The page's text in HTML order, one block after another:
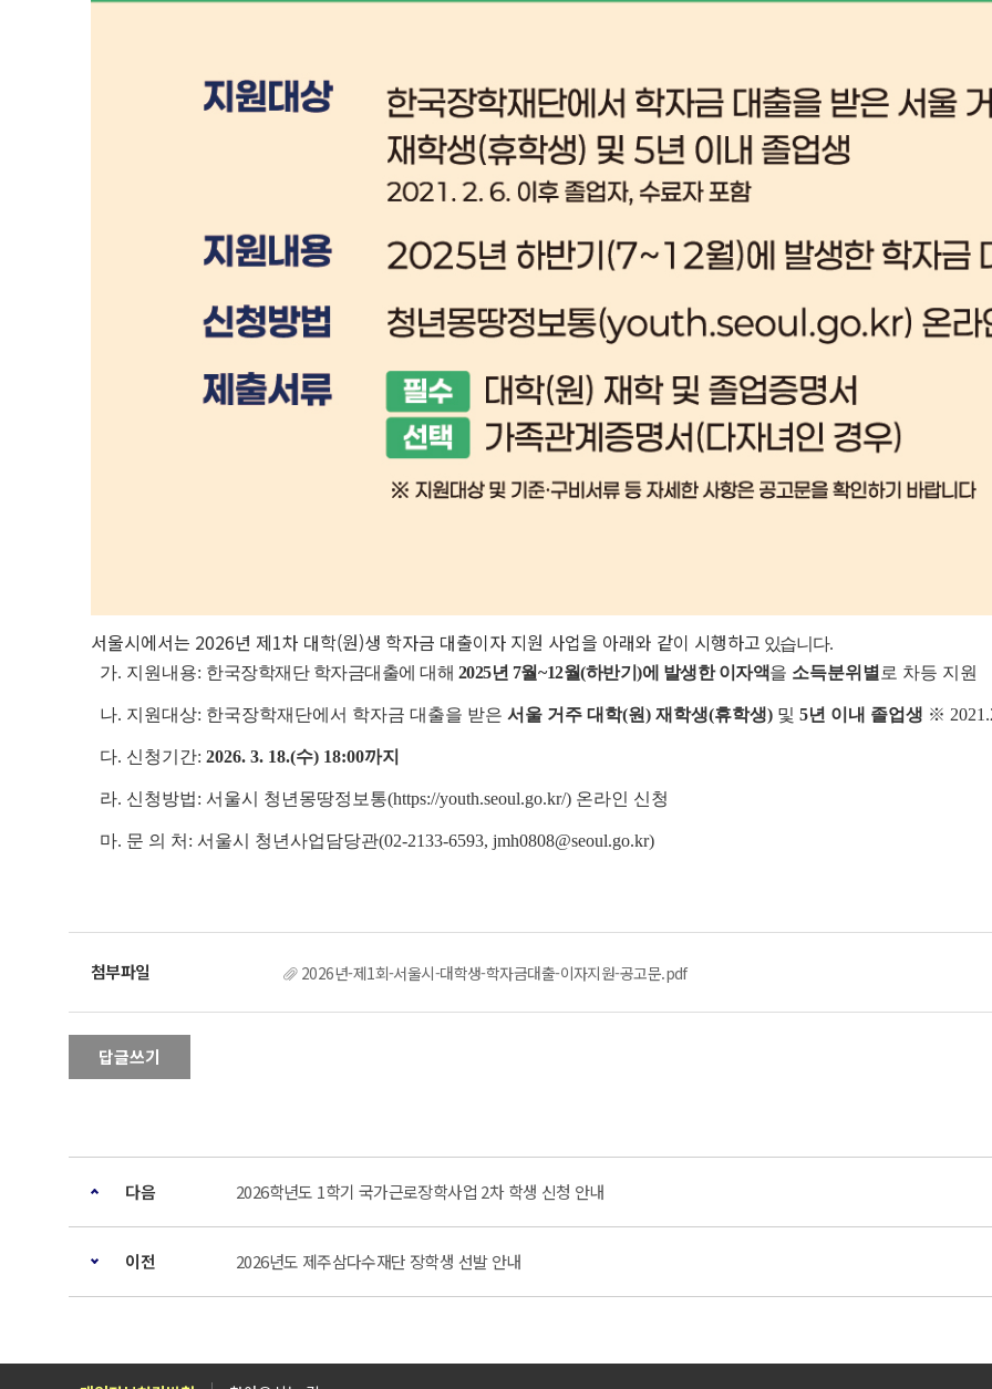
서울시에서는 2026년 제1차 대학(원)생 학자금 대출이자 지원 사업을 아래와 같이 시행하고 있습니다.
가. 지원내용: 한국장학재단 학자금대출에 대해 2025년 7월~12월(하반기)에 발생한 이자액을 소득분위별로 차등 지원
나. 지원대상: 한국장학재단에서 학자금 대출을 받은 서울 거주 대학(원) 재학생(휴학생) 및 5년 이내 졸업생 ※
다. 신청기간: 2026. 3. 18.(수) 18:00까지
라. 신청방법: 서울시 청년몽땅정보통(https://youth.seoul.go.kr/) 온라인 신청
마. 문 의 처: 서울시 청년사업담당관(02-2133-6593, jmh0808@seoul.go.kr)
2026년-제1회-서울시-대학생-학자금대출-이자지원-공고문.pdf
답글쓰기
다음 2026학년도 1학기 국가근로장학사업 2차 학생 신청 안내
이전 2026년도 제주삼다수재단 장학생 선발 안내